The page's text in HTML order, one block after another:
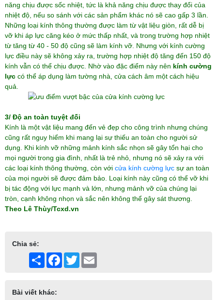
năng chịu được sốc nhiệt, tức là khả năng chịu được thay đổi của
nhiệt độ, nếu so sánh với các sản phẩm khác nó sẽ cao gấp 3 lần.
Những loại kính thông thường được làm từ vật liệu giòn, rất dễ bị
vỡ khi áp lực căng kéo ở mức thấp nhất, và trong trường hợp nhiệt
từ tăng từ 40 - 50 độ cũng sẽ làm kính vỡ. Nhưng với kính cường
lực điều này sẽ không xảy ra, trường hợp nhiệt độ tăng đến 150 độ
kính vẫn có thể chịu được. Nhờ vào đặc điểm này nên kính cường
lực có thể áp dụng làm tường nhà, cửa cách âm một cách hiệu
quả.
3/ Độ an toàn tuyệt đối
Kính là một vật liệu mang đến vẻ đẹp cho công trình nhưng chúng
cũng rất nguy hiểm khi mang lại sự thiếu an toàn cho người sử
dụng. Khi kính vỡ những mảnh kính sắc nhọn sẽ gây tổn hại cho
mọi người trong gia đình, nhất là trẻ nhỏ, nhưng nó sẽ xảy ra với
các loại kính thông thường, còn với cửa kính cường lực sự an toàn
của mọi người sẽ được đảm bảo. Loại kính này cũng có thể vỡ khi
bị tác động với lực mạnh và lớn, nhưng mảnh vỡ của chúng lại
tròn, cạnh không nhọn và sắc nên không thể gây sát thương.
Theo Lê Thùy/Tcxd.vn
Chia sẻ:
Share Facebook
Twitter
Bài viết khác: